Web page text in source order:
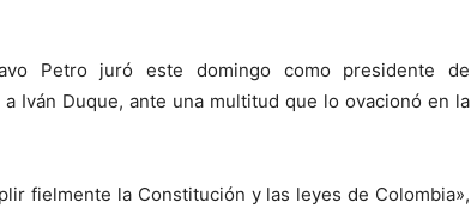
Petro juró este domingo como presidente de
Iván Duque, ante una multitud que lo ovacionó en la
fielmente la Constitución y las leyes de Colombia»,